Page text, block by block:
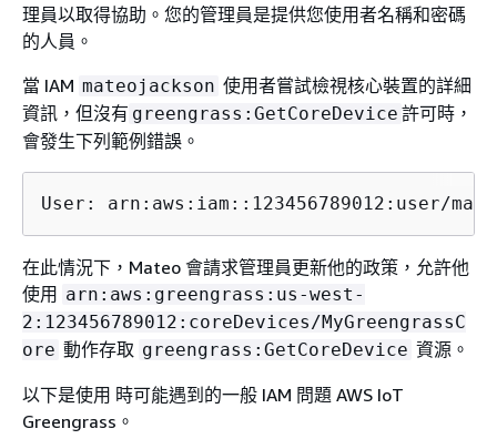
理員以取得協助。您的管理員是提供您使用者名稱和密碼
的人員。
當 IAM mateojackson 使用者嘗試檢視核心裝置的詳細
資訊，但沒有 greengrass:GetCoreDevice 許可時，
會發生下列範例錯誤。
User: arn:aws:iam::123456789012:user/
在此情況下，Mateo 會請求管理員更新他的政策，允許他
使用 arn:aws:greengrass:us-west-
2:123456789012:coreDevices/MyGreengrassC
ore 動作存取 greengrass:GetCoreDevice 資源。
以下是使用 時可能遇到的一般 IAM 問題 AWS IoT
Greengrass。